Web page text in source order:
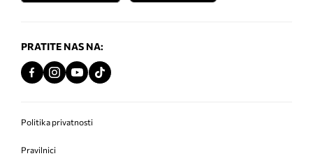
PRATITE NAS NA:
Politika privatnosti
Pravilnici